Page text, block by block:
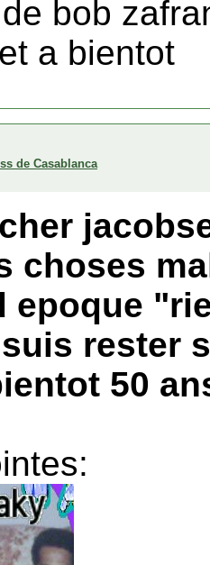
bob
a bientot
de Casablanca
choses
epoque
rester
50